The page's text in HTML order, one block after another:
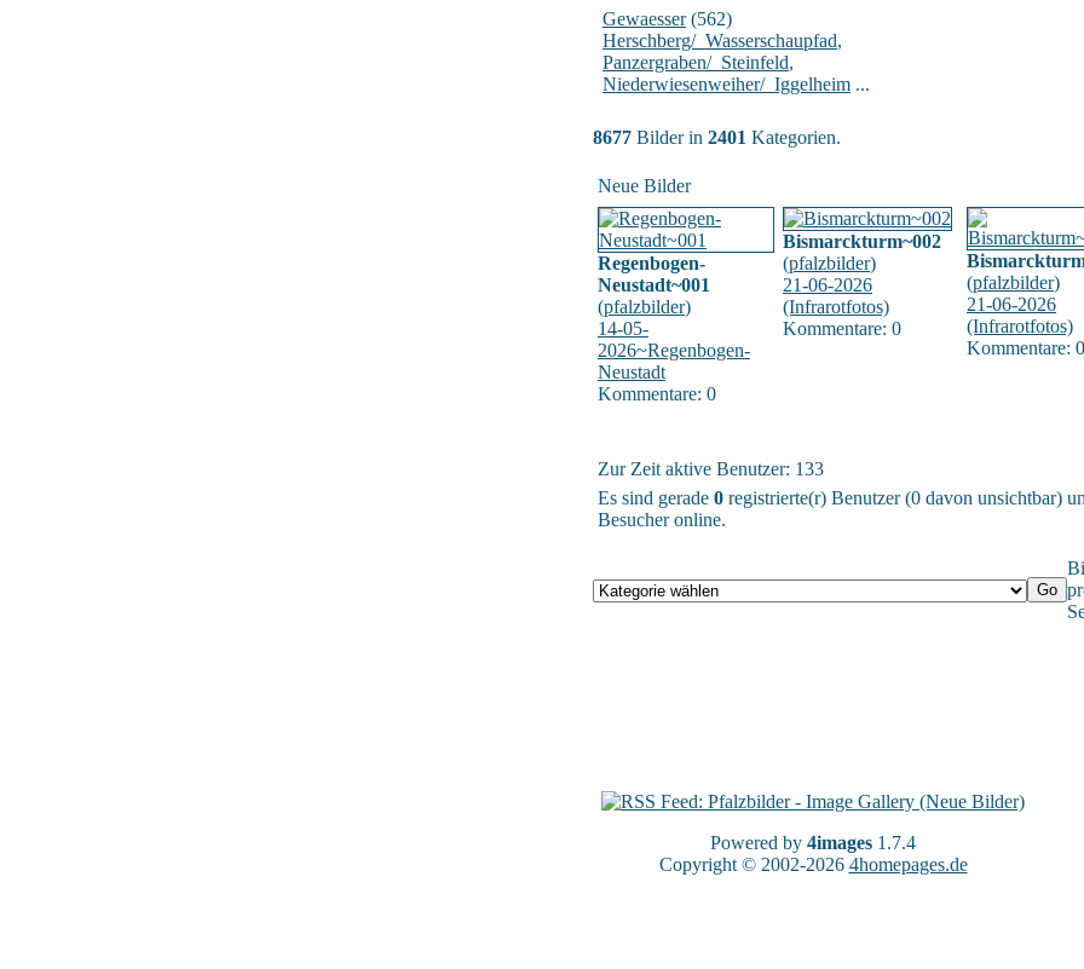
Gewaesser(562)
Herschberg/_Wasserschaupfad,
Panzergraben/_Steinfeld,
Niederwiesenweiher/_Iggelheim ...
8677 Bilder in 2401 Kategorien.
Neue Bilder
Regenbogen-
Neustadt~001
(pfalzbilder)
14-05-
2026~Regenbogen-
Neustadt
Kommentare: 0
Bismarckturm~002
(pfalzbilder)
21-06-2026
(Infrarotfotos)
Kommentare: 0
(pfalzbilder)
21-06-2026
(Infrarotfotos)
Kommentare: 0
Zur Zeit aktive Benutzer: 133
Es sind gerade 0 registrierte(r) Benutzer (0 davon unsichtbar)
Besucher online.
Powered by 4images 1.7.4
Copyright © 2002-2026 4homepages.de